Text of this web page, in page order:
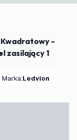
zasilający 1
Marka: Ledvion